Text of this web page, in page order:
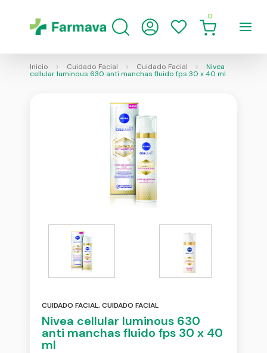
0
Inicio Cuidado Facial Cuidado Facial Nivea
cellular luminous 630 anti manchas fluido fps 30 x 40 ml
CUIDADO FACIAL,CUIDADO FACIAL
Nivea cellular luminous 630
anti manchas fluido fps 30 x 40
ml